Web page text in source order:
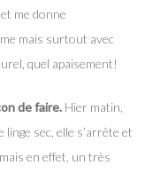
me donne
mais surtout avec
quel apaisement!
de faire. Hier matin,
linge sec, elle s’arrête et
en effet, un très